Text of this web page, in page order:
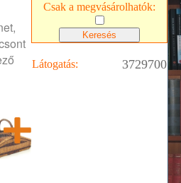
Csak a megvásárolhatók:
Látogatás: 3729700